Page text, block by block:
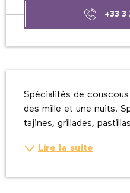
+33
Spécialités de
des mille et une nuits.
tajines, grillades,
Lire la suite